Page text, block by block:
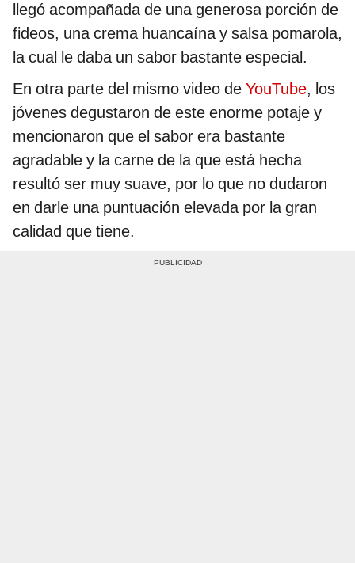
llegó acompañada de una generosa porción de
fideos, una crema huancaína y salsa pomarola,
la cual le daba un sabor bastante especial.
En otra parte del mismo video de YouTube, los
jóvenes degustaron de este enorme potaje y
mencionaron que el sabor era bastante
agradable y la carne de la que está hecha
resultó ser muy suave, por lo que no dudaron
en darle una puntuación elevada por la gran
calidad que tiene.